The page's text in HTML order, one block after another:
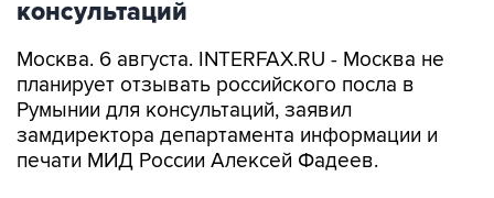
Москва. 6 августа. INTERFAX.RU - Москва не
Румынии для консультаций, заявил
замдиректора департамента информации и
печати МИД России Алексей Фадеев.
"Я готов повторить, что мы отвергаем